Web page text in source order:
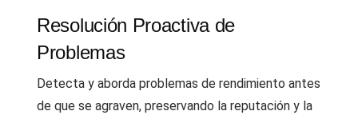
Resolución Proactiva de
Problemas
Detecta y aborda problemas de rendimiento antes
de que se agraven, preservando la reputación y la